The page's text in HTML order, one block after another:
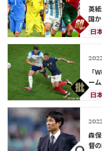
フ
オ
ク
セ
コ
英
国
安
日
サ
フ
オ
ア
モ
オ
サ
「
ー
ッ日
キ
ブ
森
督